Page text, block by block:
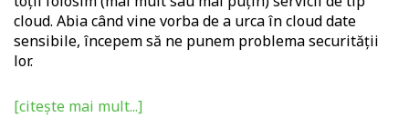
cloud. Abia când vine vorba de a urca în cloud date
sensibile, începem să ne punem problema securității
lor.
[citește mai mult...]